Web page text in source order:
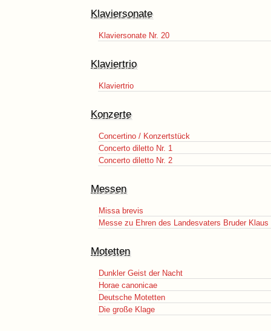
Klaviersonate
Klaviersonate Nr. 20
Klaviertrio
Klaviertrio
Konzerte
Concertino / Konzertstück
Concerto diletto Nr. 1
Concerto diletto Nr. 2
Messen
Missa brevis
Messe zu Ehren des Landesvaters Bruder Klaus
Motetten
Dunkler Geist der Nacht
Horae canonicae
Deutsche Motetten
Die große Klage